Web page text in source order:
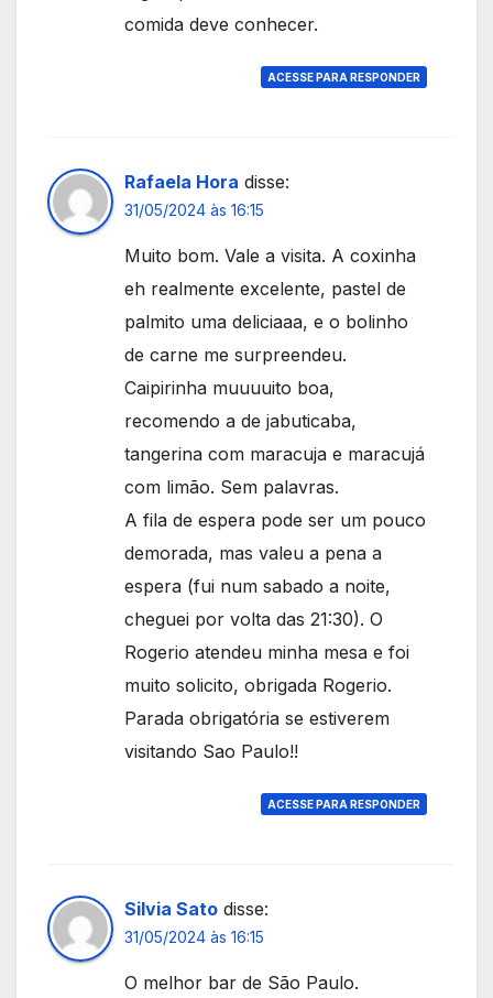
comida deve conhecer.
ACESSE PARA RESPONDER
Rafaela Hora disse:
31/05/2024 às 16:15
Muito bom. Vale a visita. A coxinha
eh realmente excelente, pastel de
palmito uma deliciaaa, e o bolinho
de carne me surpreendeu.
Caipirinha muuuuito boa,
recomendo a de jabuticaba,
tangerina com maracuja e maracujá
com limão. Sem palavras.
A fila de espera pode ser um pouco
demorada, mas valeu a pena a
espera (fui num sabado a noite,
cheguei por volta das 21:30). O
Rogerio atendeu minha mesa e foi
muito solicito, obrigada Rogerio.
Parada obrigatória se estiverem
visitando Sao Paulo!!
ACESSE PARA RESPONDER
Silvia Sato disse:
31/05/2024 às 16:15
O melhor bar de São Paulo.